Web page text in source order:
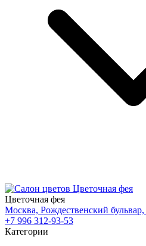
Цветочная фея
Москва, Рождественский бульвар,
+7 996 312-93-53
Категории